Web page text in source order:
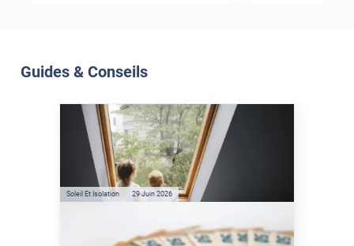
Guides & Conseils
Véranda et Velux : Comment
bloquer jusqu'à 80% de
l'énergie solaire sans
climatisation ?
Soleil Et Isolation 29 Juin 2026
Film anti-chaleur : quelles